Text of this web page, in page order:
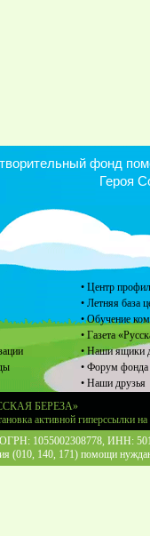
• Центр
• Летняя база
• Обучение
• Газета
• Наши ящики
• Форум фонда
• Наши друзья
фонд
Героя
БЕРЕЗА»
активной гиперссылки
1055002308778, ИНН:
(010, 140, 171) помощи